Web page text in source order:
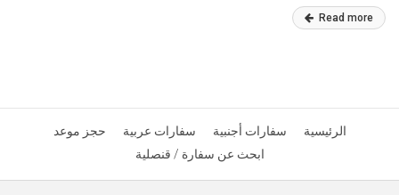
Read more
الرئيسية سفارات أجنبية سفارات عربية
حجز موعد
ابحث عن سفارة / قنصلية